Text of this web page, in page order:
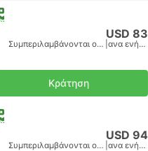
USD 83
Συμπεριλαμβάνονται οι φόροι | ανα ενήλικα
Κράτηση
USD 94
Συμπεριλαμβάνονται οι φόροι | ανα ενήλικα